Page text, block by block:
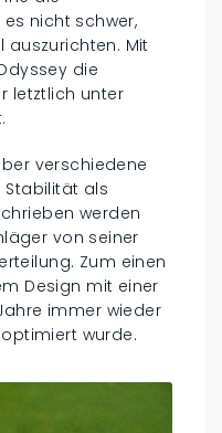
nicht schwer,
auszurichten. Mit
die
letztlich unter
verschiedene
Stabilität als
werden
von seiner
Zum einen
Design mit einer
immer wieder
wurde.